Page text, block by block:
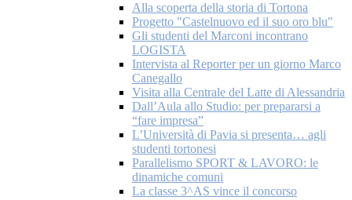
Alla scoperta della storia di Tortona
Progetto "Castelnuovo ed il suo oro blu"
Gli studenti del Marconi incontrano
LOGISTA
Intervista al Reporter per un giorno Marco
Canegallo
Visita alla Centrale del Latte di Alessandria
Dall’Aula allo Studio: per prepararsi a
“fare impresa”
L’Università di Pavia si presenta… agli
studenti tortonesi
Parallelismo SPORT & LAVORO: le
dinamiche comuni
La classe 3^AS vince il concorso